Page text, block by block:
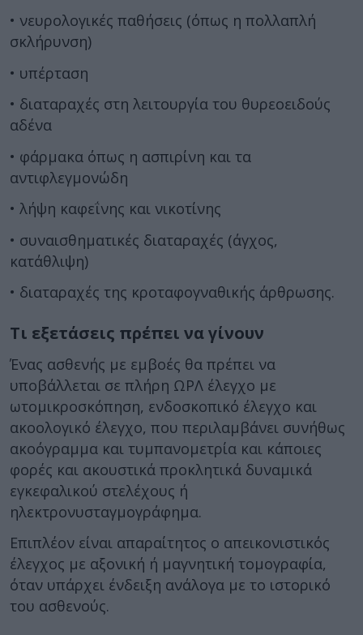
• νευρολογικές παθήσεις (όπως η πολλαπλή
σκλήρυνση)
• υπέρταση
• διαταραχές στη λειτουργία του θυρεοειδούς
αδένα
• φάρμακα όπως η ασπιρίνη και τα
αντιφλεγμονώδη
• λήψη καφεΐνης και νικοτίνης
• συναισθηματικές διαταραχές (άγχος,
κατάθλιψη)
• διαταραχές της κροταφογναθικής άρθρωσης.
Τι εξετάσεις πρέπει να γίνουν
Ένας ασθενής με εμβοές θα πρέπει να
υποβάλλεται σε πλήρη ΩΡΛ έλεγχο με
ωτομικροσκόπηση, ενδοσκοπικό έλεγχο και
ακοολογικό έλεγχο, που περιλαμβάνει συνήθως
ακοόγραμμα και τυμπανομετρία και κάποιες
φορές και ακουστικά προκλητικά δυναμικά
εγκεφαλικού στελέχους ή
ηλεκτρονυσταγμογράφημα.
Επιπλέον είναι απαραίτητος ο απεικονιστικός
έλεγχος με αξονική ή μαγνητική τομογραφία,
όταν υπάρχει ένδειξη ανάλογα με το ιστορικό
του ασθενούς.